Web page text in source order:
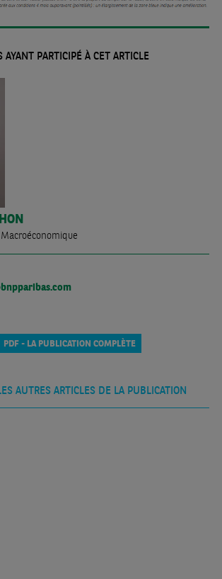
AYANT PARTICIPÉ À CET ARTICLE
PDF - LA PUBLICATION COMPLÈTE
AUTRES ARTICLES DE LA PUBLICATION